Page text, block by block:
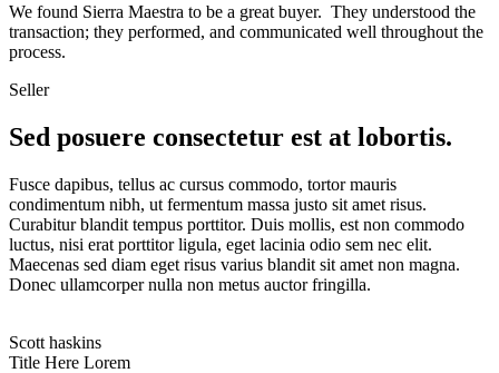
We found Sierra Maestra to be a great buyer. They understood the
transaction; they performed, and communicated well throughout the
process.
Seller
Sed posuere consectetur est at lobortis.
Fusce dapibus, tellus ac cursus commodo, tortor mauris
condimentum nibh, ut fermentum massa justo sit amet risus.
Curabitur blandit tempus porttitor. Duis mollis, est non commodo
luctus, nisi erat porttitor ligula, eget lacinia odio sem nec elit.
Maecenas sed diam eget risus varius blandit sit amet non magna.
Donec ullamcorper nulla non metus auctor fringilla.
Scott haskins
Title Here Lorem